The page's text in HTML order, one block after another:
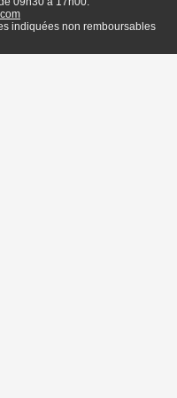
indiquées non remboursables